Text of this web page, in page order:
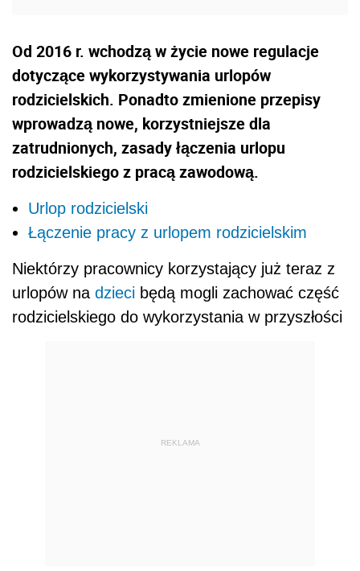
Od 2016 r. wchodzą w życie nowe regulacje
dotyczące wykorzystywania urlopów
rodzicielskich. Ponadto zmienione przepisy
wprowadzą nowe, korzystniejsze dla
zatrudnionych, zasady łączenia urlopu
rodzicielskiego z pracą zawodową.
Urlop rodzicielski
Łączenie pracy z urlopem rodzicielskim
Niektórzy pracownicy korzystający już teraz z
urlopów na dzieci będą mogli zachować część
rodzicielskiego do wykorzystania w przyszłości
REKLAMA